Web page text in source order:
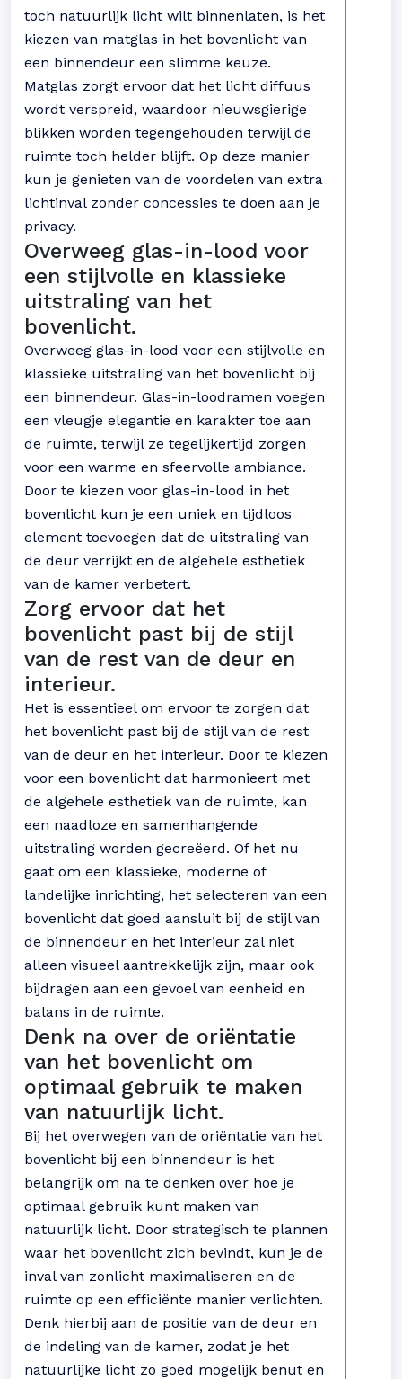
toch natuurlijk licht wilt binnenlaten, is het
kiezen van matglas in het bovenlicht van
een binnendeur een slimme keuze.
Matglas zorgt ervoor dat het licht diffuus
wordt verspreid, waardoor nieuwsgierige
blikken worden tegengehouden terwijl de
ruimte toch helder blijft. Op deze manier
kun je genieten van de voordelen van extra
lichtinval zonder concessies te doen aan je
privacy.
Overweeg glas-in-lood voor
een stijlvolle en klassieke
uitstraling van het
bovenlicht.
Overweeg glas-in-lood voor een stijlvolle en
klassieke uitstraling van het bovenlicht bij
een binnendeur. Glas-in-loodramen voegen
een vleugje elegantie en karakter toe aan
de ruimte, terwijl ze tegelijkertijd zorgen
voor een warme en sfeervolle ambiance.
Door te kiezen voor glas-in-lood in het
bovenlicht kun je een uniek en tijdloos
element toevoegen dat de uitstraling van
de deur verrijkt en de algehele esthetiek
van de kamer verbetert.
Zorg ervoor dat het
bovenlicht past bij de stijl
van de rest van de deur en
interieur.
Het is essentieel om ervoor te zorgen dat
het bovenlicht past bij de stijl van de rest
van de deur en het interieur. Door te kiezen
voor een bovenlicht dat harmonieert met
de algehele esthetiek van de ruimte, kan
een naadloze en samenhangende
uitstraling worden gecreëerd. Of het nu
gaat om een klassieke, moderne of
landelijke inrichting, het selecteren van een
bovenlicht dat goed aansluit bij de stijl van
de binnendeur en het interieur zal niet
alleen visueel aantrekkelijk zijn, maar ook
bijdragen aan een gevoel van eenheid en
balans in de ruimte.
Denk na over de oriëntatie
van het bovenlicht om
optimaal gebruik te maken
van natuurlijk licht.
Bij het overwegen van de oriëntatie van het
bovenlicht bij een binnendeur is het
belangrijk om na te denken over hoe je
optimaal gebruik kunt maken van
natuurlijk licht. Door strategisch te plannen
waar het bovenlicht zich bevindt, kun je de
inval van zonlicht maximaliseren en de
ruimte op een efficiënte manier verlichten.
Denk hierbij aan de positie van de deur en
de indeling van de kamer, zodat je het
natuurlijke licht zo goed mogelijk benut en